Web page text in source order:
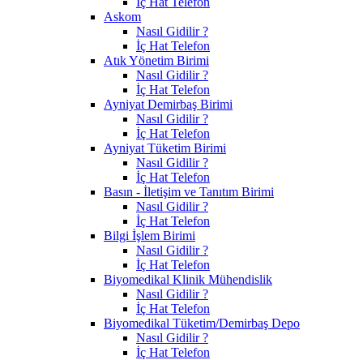
Askom
Nasıl Gidilir ?
İç Hat Telefon
Atık Yönetim Birimi
Nasıl Gidilir ?
İç Hat Telefon
Ayniyat Demirbaş Birimi
Nasıl Gidilir ?
İç Hat Telefon
Ayniyat Tüketim Birimi
Nasıl Gidilir ?
İç Hat Telefon
Basın - İletişim ve Tanıtım Birimi
Nasıl Gidilir ?
İç Hat Telefon
Bilgi İşlem Birimi
Nasıl Gidilir ?
İç Hat Telefon
Biyomedikal Klinik Mühendislik
Nasıl Gidilir ?
İç Hat Telefon
Biyomedikal Tüketim/Demirbaş Depo
Nasıl Gidilir ?
İç Hat Telefon